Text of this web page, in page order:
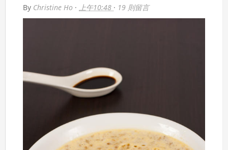
By Christine Ho · 上午10:48 · 19 則留言